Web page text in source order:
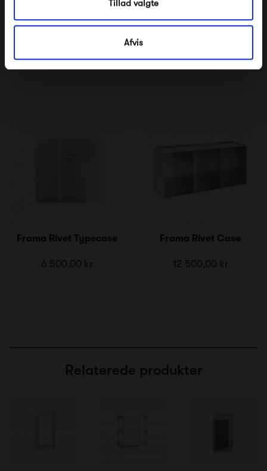
Tillad valgte
Afvis
Frama Rivet Shelf
Frama Rivet Typecase
6 500,00 kr
Frama Rivet Case
12 500,00 kr
Relaterede produkter